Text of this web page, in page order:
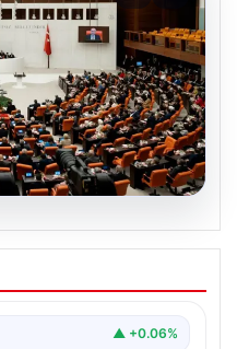
Yönelik
kabul edildi. Bu…
▲ +0.06%